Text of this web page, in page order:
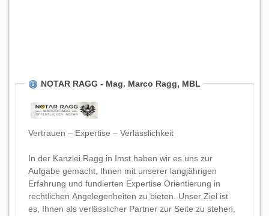
NOTAR RAGG - Mag. Marco Ragg, MBL
Vertrauen – Expertise – Verlässlichkeit
In der Kanzlei Ragg in Imst haben wir es uns zur
Aufgabe gemacht, Ihnen mit unserer langjährigen
Erfahrung und fundierten Expertise Orientierung in
rechtlichen Angelegenheiten zu bieten. Unser Ziel ist
es, Ihnen als verlässlicher Partner zur Seite zu stehen,